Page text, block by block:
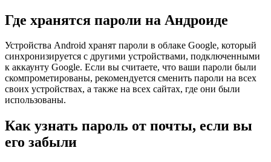
Где хранятся пароли на Андроиде
Устройства Android хранят пароли в облаке Google, который
синхронизируется с другими устройствами, подключенными
к аккаунту Google. Если вы считаете, что ваши пароли были
скомпрометированы, рекомендуется сменить пароли на всех
своих устройствах, а также на всех сайтах, где они были
использованы.
Как узнать пароль от почты, если вы
его забыли